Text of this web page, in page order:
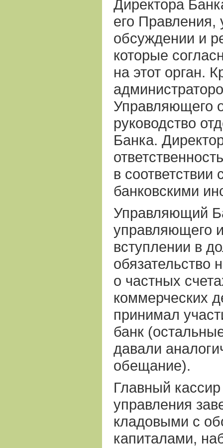
Директора
его Правления,
обсуждении и
которые
на этот орган.
Управляющего
руководство
Банка.
в соответствии
банковскими
Управляющий
управляющего
вступлении в
обязательство
о частных
коммерческих
принимал
банк
давали
обещание).
Главный
управления
кладовыми с
капиталами,